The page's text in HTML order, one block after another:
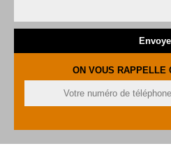
ON VOUS RAPPELLE